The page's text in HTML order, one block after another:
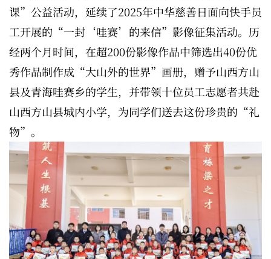
课”公益活动，延续了2025年中华慈善日面向快手员
工开展的“一封‘哇赛’的来信”影像征集活动。历
经两个月时间，在超200份影像作品中筛选出40份优
秀作品制作成“大山外的世界”画册，赠予山西方山
县及青海哇赛乡的学生，并带领十位员工志愿者共赴
山西方山县城内小学，为同学们送去这份珍贵的“礼
物”。